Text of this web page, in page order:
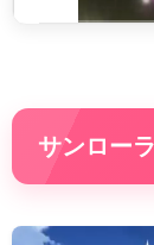
サンロー